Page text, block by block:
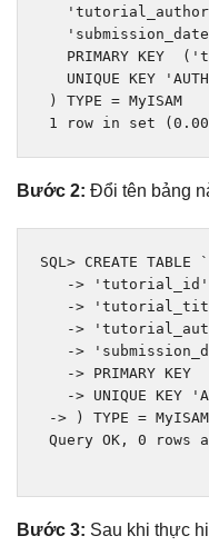
   PRIMARY KEY
(
   UNIQUE KEY
)
TYPE = MyISAM
1 row in set ( 0.00
Bước 2: Đổi tên bảng
SQL> CREATE TABLE
->
'tutorial_id'
->
->
->
-> PRIMARY KEY
-> UNIQUE KEY
-> ) TYPE =
Query OK, 0
Bước 3: Sau khi thực